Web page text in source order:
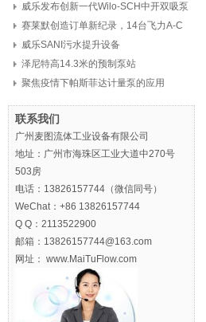
威乐发布创新一代Wilo-SCH中开双吸泵
赛莱默创造订单新纪录，14台飞力A-C
定制泵，8亿元
威乐SANI污水提升设备
泽尼特高14.3米的预制泵站
聚焦疫情下帕斯菲达计量泵的应用
联系我们
广州麦图流体工业设备有限公司
地址：广州市海珠区工业大道中270号
503房
电话：13826157744（微信同号）
WeChat：+86 13826157744
Q Q：2113522900
邮箱：13826157744@163.com
网址： www.MaiTuFlow.com